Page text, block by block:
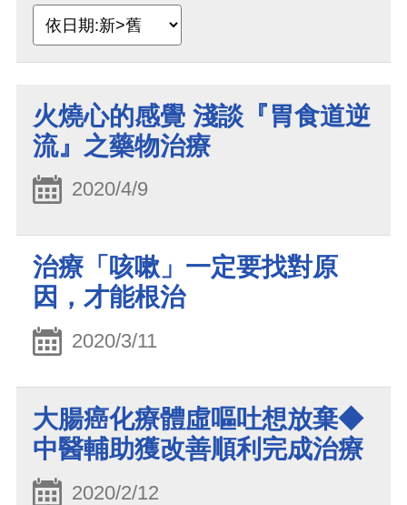
火燒心的感覺 淺談『胃食道逆
流』之藥物治療
2020/4/9
治療「咳嗽」一定要找對原
因，才能根治
2020/3/11
大腸癌化療體虛嘔吐想放棄◆
中醫輔助獲改善順利完成治療
2020/2/12